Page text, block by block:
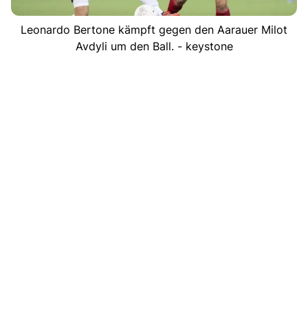
Leonardo Bertone kämpft gegen den Aarauer Milot
Avdyli um den Ball. - keystone